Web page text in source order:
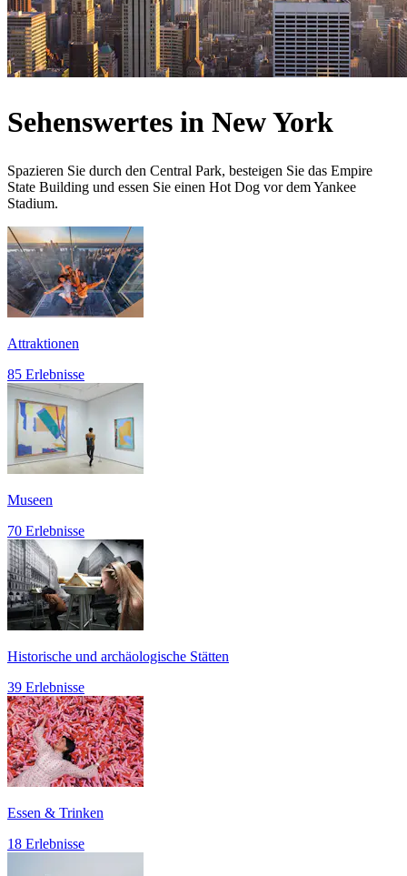
Sehenswertes in New York
Spazieren Sie durch den Central Park, besteigen Sie das Empire
State Building und essen Sie einen Hot Dog vor dem Yankee
Stadium.
Attraktionen
85 Erlebnisse
Museen
70 Erlebnisse
Historische und archäologische Stätten
39 Erlebnisse
Essen & Trinken
18 Erlebnisse